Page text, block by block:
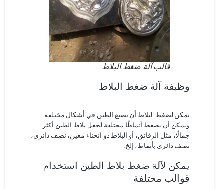
قالب آلة ضغط البلاط
وظيفة آلة ضغط البلاط
يمكن لضغط البلاط أن يصنع الطين في أشكال مختلفة
ويمكن أن يضغط أنماطًا مختلفة لجعل بلاط الطين أكثر
جمالًا، مثل الرقائق، أو البلاط ذو انحناء معين، نصف دائري،
نصف دائري بأنماط، إلخ.
يمكن لآلة ضغط بلاط الطين استخدام
قوالب مختلفة